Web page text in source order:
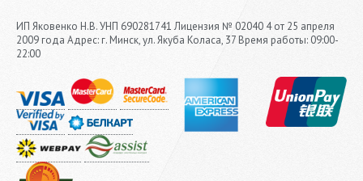
ИП Яковенко Н.В. УНП 690281741 Лицензия № 02040 4 от 25 апреля
2009 года Адрес: г. Минск, ул. Якуба Коласа, 37 Время работы: 09:00-
22:00